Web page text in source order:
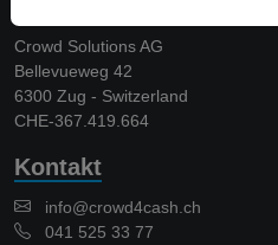
Crowd Solutions AG
Bellevueweg 42
6300 Zug - Switzerland
CHE-367.419.664
Kontakt
info@crowd4cash.ch
041 525 33 77